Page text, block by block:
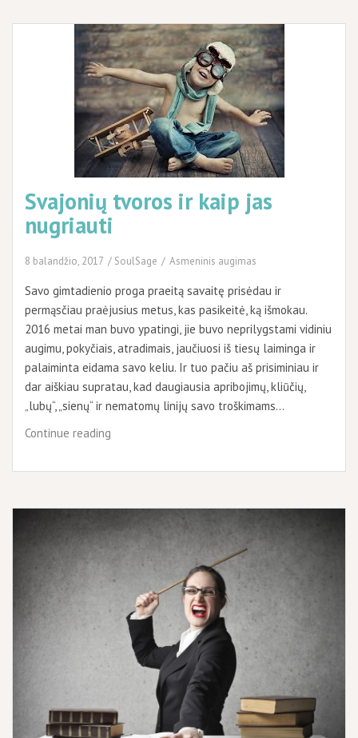
Svajonių tvoros ir kaip jas
nugriauti
8 balandžio, 2017 SoulSage Asmeninis augimas
Savo gimtadienio proga praeitą savaitę prisėdau ir
permąsčiau praėjusius metus, kas pasikeitė, ką išmokau.
2016 metai man buvo ypatingi, jie buvo neprilygstami vidiniu
augimu, pokyčiais, atradimais, jaučiuosi iš tiesų laiminga ir
palaiminta eidama savo keliu. Ir tuo pačiu aš prisiminiau ir
dar aiškiau supratau, kad daugiausia apribojimų, kliūčių,
„lubų“, „sienų“ ir nematomų linijų savo troškimams…
Continue reading
ir
jas
nugriauti